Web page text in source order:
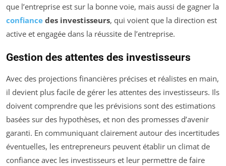
que l’entreprise est sur la bonne voie, mais aussi de gagner la
confiance des investisseurs, qui voient que la direction est
active et engagée dans la réussite de l’entreprise.
Gestion des attentes des investisseurs
Avec des projections financières précises et réalistes en main,
il devient plus facile de gérer les attentes des investisseurs. Ils
doivent comprendre que les prévisions sont des estimations
basées sur des hypothèses, et non des promesses d’avenir
garanti. En communiquant clairement autour des incertitudes
éventuelles, les entrepreneurs peuvent établir un climat de
confiance avec les investisseurs et leur permettre de faire